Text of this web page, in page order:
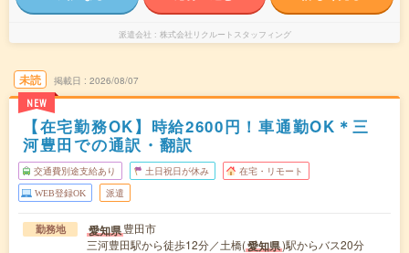
派遣会社 株式会社リクルートスタッフィング
未読
NEW
掲載日 2026/08/07
【在宅勤務OK】時給2600円！車通勤OK＊三
河豊田での通訳・翻訳
交通費別途支給あり 土日祝日が休み 在宅・リモート
WEB登録OK 派遣
勤務地 愛知県豊田市
三河豊田駅から徒歩12分／土橋(愛知県)駅からバス20分